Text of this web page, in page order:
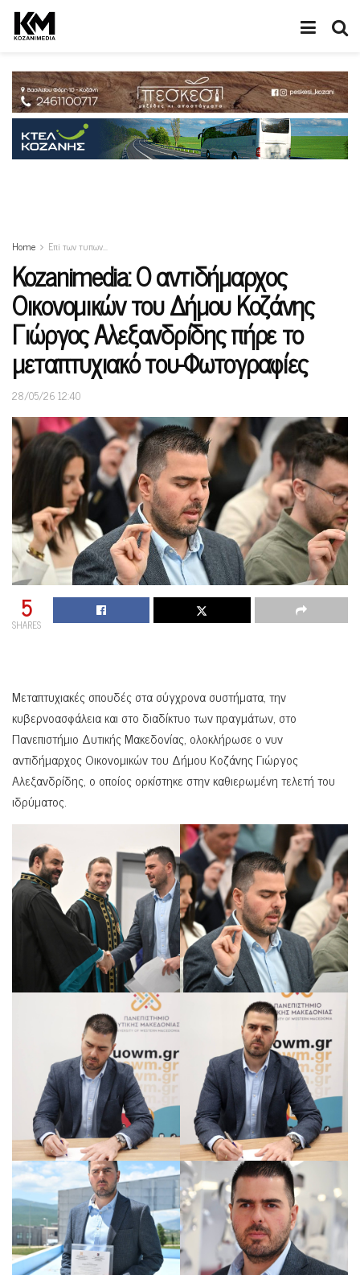
Home Επi των τυπων...
Kozanimedia: O αντιδήμαρχος
Οικονομικών του Δήμου Κοζάνης
Γιώργος Αλεξανδρίδης πήρε το
μεταπτυχιακό του-Φωτογραφίες
28/05/26 12:40
5
SHARES
Μεταπτυχιακές σπουδές στα σύγχρονα συστήματα, την
κυβερνοασφάλεια και στο διαδίκτυο των πραγμάτων, στο
Πανεπιστήμιο Δυτικής Μακεδονίας, ολοκλήρωσε ο νυν
αντιδήμαρχος Οικονομικών του Δήμου Κοζάνης Γιώργος
Αλεξανδρίδης, ο οποίος ορκίστηκε στην καθιερωμένη τελετή του
ιδρύματος.